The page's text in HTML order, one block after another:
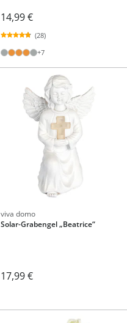
14,99 €
(28)
+7
viva domo
Solar-Grabengel „Beatrice“
17,99 €